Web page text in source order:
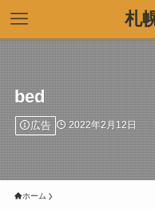
札
bed
広告 2022年2月12日
ホーム